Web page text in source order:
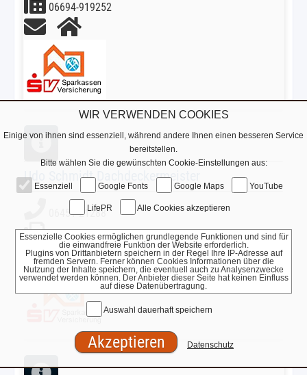
06694-919252
Udo Schmidt Dachdeckermeister
06451-21288
06451-718538
WIR VERWENDEN COOKIES
Einige von ihnen sind essenziell, während andere Ihnen einen besseren Service
bereitstellen.
Bitte wählen Sie die gewünschten Cookie-Einstellungen aus:
Essenziell Google Fonts Google Maps YouTube
LifePR Alle Cookies akzeptieren
Essenzielle Cookies ermöglichen grundlegende Funktionen und sind für
die einwandfreie Funktion der Website erforderlich.
Plugins von Drittanbietern speichern in der Regel Ihre IP-Adresse auf
fremden Servern. Ferner können Cookies Informationen über die
Nutzung der Inhalte speichern, die eventuell auch zu Analysenzwecke
verwendet werden können. Der Anbieter dieser Seite hat keinen Einfluss
auf diese Datenübertragung.
Auswahl dauerhaft speichern
Datenschutz